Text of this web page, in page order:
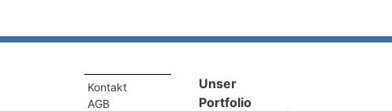
Kontakt
AGB
Unser
Portfolio